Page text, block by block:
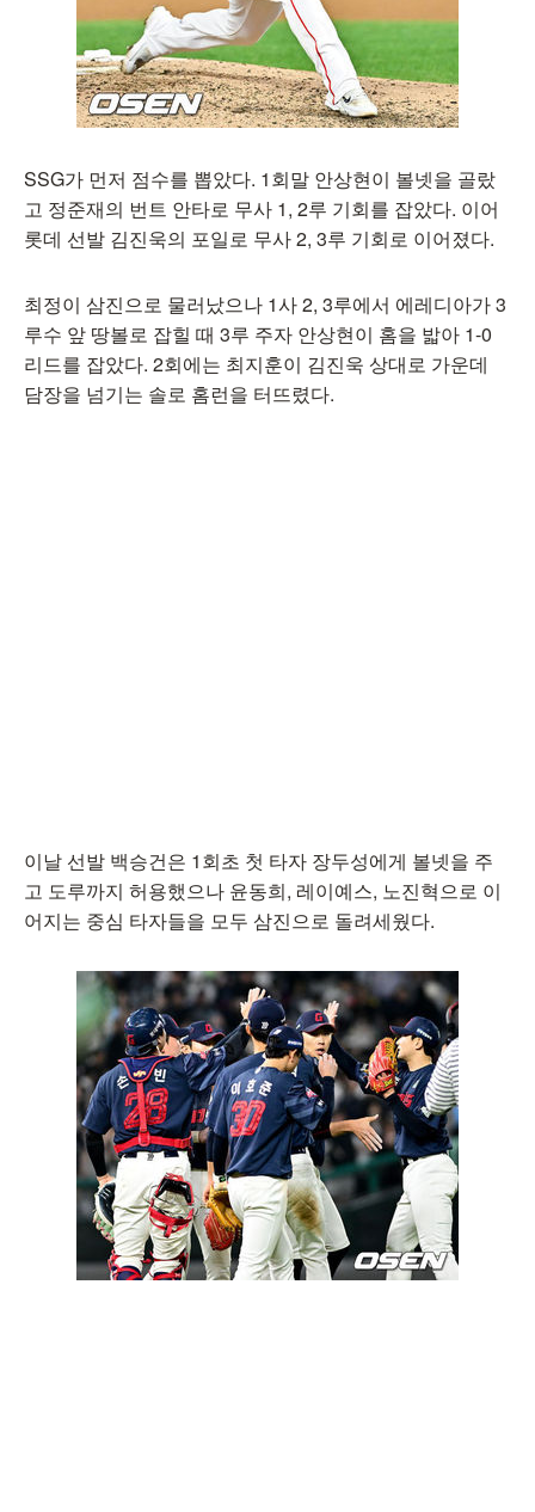
SSG가 먼저 점수를 뽑았다. 1회말 안상현이 볼넷을 골랐
고 정준재의 번트 안타로 무사 1, 2루 기회를 잡았다. 이어
롯데 선발 김진욱의 포일로 무사 2, 3루 기회로 이어졌다.
최정이 삼진으로 물러났으나 1사 2, 3루에서 에레디아가 3
루수 앞 땅볼로 잡힐 때 3루 주자 안상현이 홈을 밟아 1-0
리드를 잡았다. 2회에는 최지훈이 김진욱 상대로 가운데
담장을 넘기는 솔로 홈런을 터뜨렸다.
이날 선발 백승건은 1회초 첫 타자 장두성에게 볼넷을 주
고 도루까지 허용했으나 윤동희, 레이예스, 노진혁으로 이
어지는 중심 타자들을 모두 삼진으로 돌려세웠다.